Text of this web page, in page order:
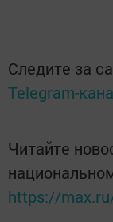
Следите за
Telegram-
Читайте
https://